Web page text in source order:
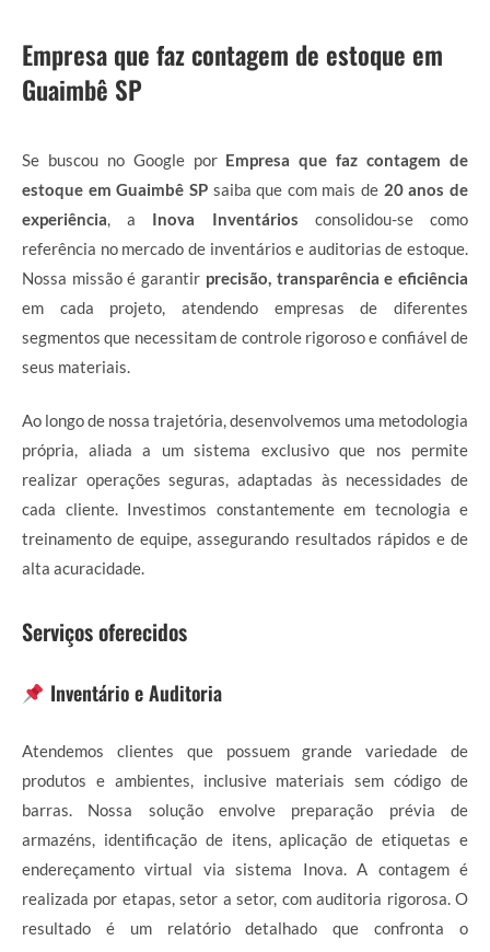
Empresa que faz contagem de estoque em
Guaimbê SP
Se buscou no Google por Empresa que faz contagem de
estoque em Guaimbê SPsaiba que com mais de 20 anos de
experiência , a Inova Inventários consolidou-se como
referência no mercado de inventários e auditorias de estoque.
Nossa missão é garantir precisão, transparência e eficiência
em cada projeto, atendendo empresas de diferentes
segmentos que necessitam de controle rigoroso e confiável de
seus materiais.
Ao longo de nossa trajetória, desenvolvemos uma metodologia
própria, aliada a um sistema exclusivo que nos permite
realizar operações seguras, adaptadas às necessidades de
cada cliente. Investimos constantemente em tecnologia e
treinamento de equipe, assegurando resultados rápidos e de
alta acuracidade.
Serviços oferecidos
Inventário e Auditoria
Atendemos clientes que possuem grande variedade de
produtos e ambientes, inclusive materiais sem código de
barras. Nossa solução envolve preparação prévia de
armazéns, identificação de itens, aplicação de etiquetas e
endereçamento virtual via sistema Inova. A contagem é
realizada por etapas, setor a setor, com auditoria rigorosa. O
resultado é um relatório detalhado que confronta o